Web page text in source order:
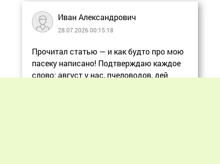
Иван Александрович
28.07.2026 00:15:18
Прочитал статью — и как будто про мою
пасеку написано! Подтверждаю каждое
слово: август у нас, пчеловодов, дей